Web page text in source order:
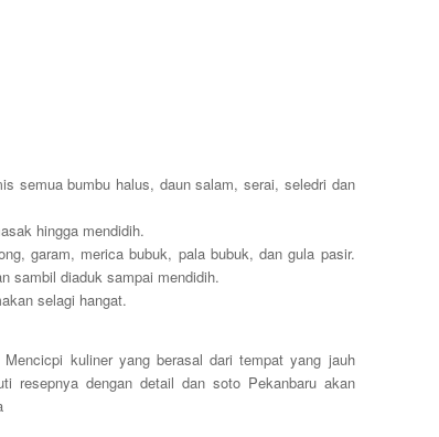
semua bumbu halus, daun salam, serai, seledri dan
hingga mendidih.
garam, merica bubuk, pala bubuk, dan gula pasir.
sambil diaduk sampai mendidih.
selagi hangat.
Mencicpi kuliner yang berasal dari tempat yang jauh
resepnya dengan detail dan soto Pekanbaru akan